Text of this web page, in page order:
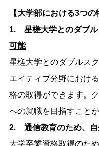
【大学部における3つの
1. 星槎大学とのダブル
可能
星槎大学とのダブルス
エイティブ分野におけ
格の取得ができます。
への就職を目指すことが
2. 通信教育のため、自
大学卒業資格取得のた